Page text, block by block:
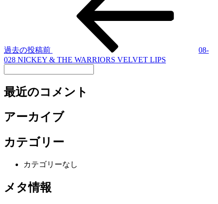
過去の投稿前
08-
028 NICKEY & THE WARRIORS VELVET LIPS
最近のコメント
アーカイブ
カテゴリー
カテゴリーなし
メタ情報